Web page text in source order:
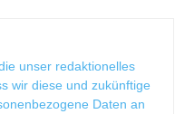
die unser redaktionelles
wir diese und zukünftige
Daten an